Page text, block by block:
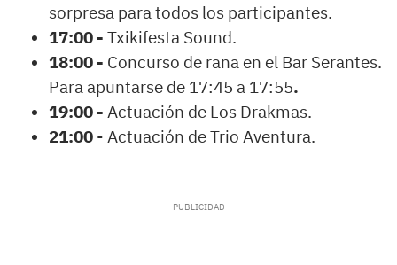
sorpresa para todos los participantes.
17:00 - Txikifesta Sound.
18:00 - Concurso de rana en el Bar Serantes.
Para apuntarse de 17:45 a 17:55.
19:00 - Actuación de Los Drakmas.
21:00 - Actuación de Trio Aventura.